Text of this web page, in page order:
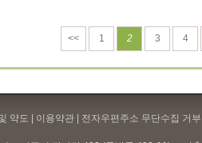
<< 1 2 3 4
약도 | 이용약관 | 전자우편주소 무단수집 거